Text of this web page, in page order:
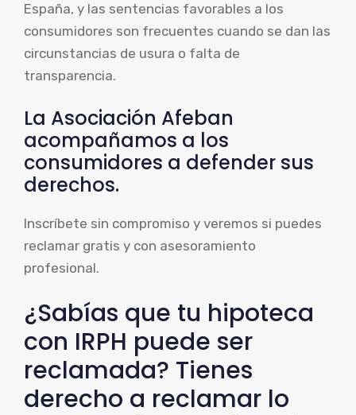
España, y las sentencias favorables a los
consumidores son frecuentes cuando se dan las
circunstancias de usura o falta de
transparencia.
La Asociación Afeban
acompañamos a los
consumidores a defender sus
derechos.
Inscríbete sin compromiso y veremos si puedes
reclamar gratis y con asesoramiento
profesional.
¿Sabías que tu hipoteca
con IRPH puede ser
reclamada? Tienes
derecho a reclamar lo